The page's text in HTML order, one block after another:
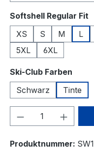
Softshell Regular Fit
XS
S M L
5XL
6XL
Ski-Club Farben
Schwarz
Tinte
Produkt
Produktnummer: